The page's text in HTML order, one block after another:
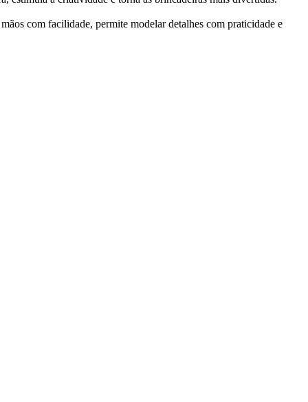
com facilidade, permite modelar detalhes com praticidade e